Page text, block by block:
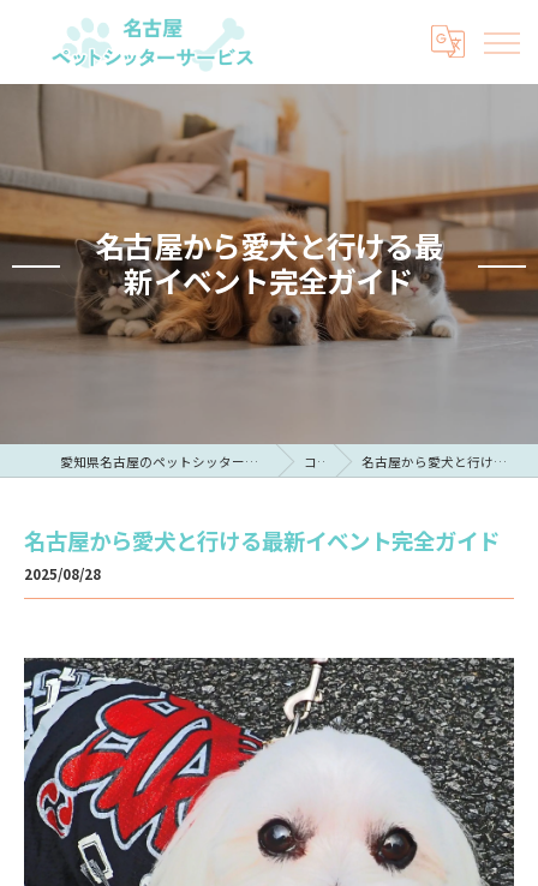
名古屋から愛犬と行ける最
新イベント完全ガイド
愛知県名古屋のペットシッターなら名古屋ペットシッターサービス コラム 名古屋から愛犬と行ける最新イベント完全ガイド
名古屋から愛犬と行ける最新イベント完全ガイド
2025/08/28